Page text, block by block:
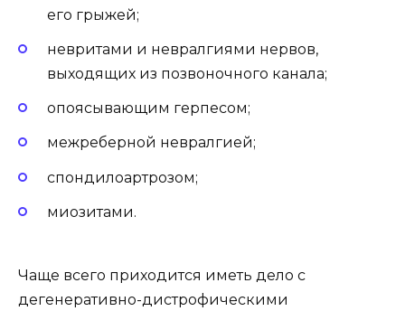
его грыжей;
невритами и невралгиями нервов,
выходящих из позвоночного канала;
опоясывающим герпесом;
межреберной невралгией;
спондилоартрозом;
миозитами.
Чаще всего приходится иметь дело с
дегенеративно-дистрофическими